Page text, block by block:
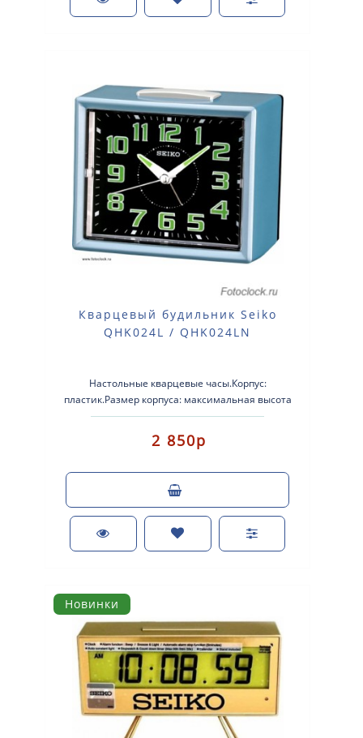
Кварцевый будильник Seiko
QHK024L / QHK024LN
Настольные кварцевые часы.Корпус:
пластик.Размер корпуса: максимальная высота
95мм, максимальная ширина 110мм, глубина
65мм.Плавны..
2 850р
Новинки